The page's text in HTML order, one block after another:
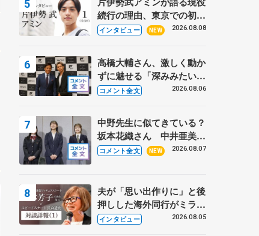
続行の理由、東京での初め
ての一人暮らし 注目スケ
インタビュー NEW 2026.08.08
高橋大輔さん、激しく動か
ずに魅せる「深みみたいな
ものは出てきている？」
ド野村忠宏さんと和気あい
あい
コメント全文 2026.08.06
中野先生に似てきている？
坂本花織さん 中井亜美は
クリケットのサマーキャン
部科学省スポーツ表彰
式】
コメント全文 NEW 2026.08.07
夫が「思い出作りに」と後
押しした海外同行がミラノ
まで… 繁華街のリンクで
インタビュー 2026.08.05